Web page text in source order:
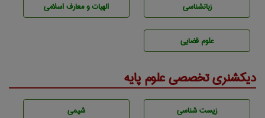
زبانشناسی الهیات و معارف اسلامی
علوم قضایی
دیکشنری تخصصی علوم پایه
زيست شناسی شيمی